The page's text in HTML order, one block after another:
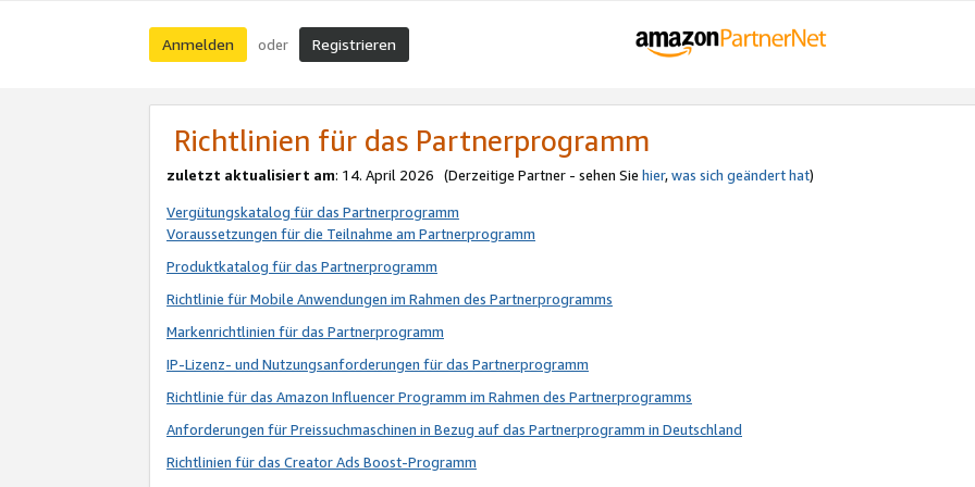
Anmelden oder Registrieren
Richtlinien für das Partnerprogramm
zuletzt aktualisiert am: 14. April 2026 (Derzeitige Partner - sehen Sie hier,was sich geändert hat)
Vergütungskatalog für das Partnerprogramm
Voraussetzungen für die Teilnahme am Partnerprogramm
Produktkatalog für das Partnerprogramm
Richtlinie für Mobile Anwendungen im Rahmen des Partnerprogramms
Markenrichtlinien für das Partnerprogramm
IP-Lizenz- und Nutzungsanforderungen für das Partnerprogramm
Richtlinie für das Amazon Influencer Programm im Rahmen des Partnerprogramms
Anforderungen für Preissuchmaschinen in Bezug auf das Partnerprogramm in Deutschland
Richtlinien für das Creator Ads Boost-Programm